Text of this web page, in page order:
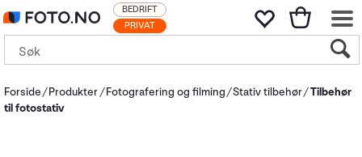
PRIVAT
BEDRIFT
Forside Produkter Fotografering og filming Stativ tilbehør Tilbehør
til fotostativ